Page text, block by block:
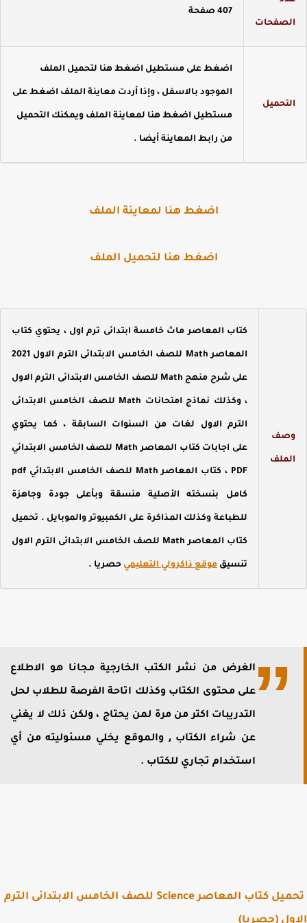
الصفحات
407 صفحة
التحميل
اضغط على مستطيل اضغط هنا لتحميل الملف
الموجود بالاسفل ، وإذا أردت معاينة الملف اضغط على
مستطيل اضغط هنا لمعاينة الملف ويمكنك التحميل
من رابط المعاينة أيضا .
اضغط هنا لمعاينة الملف
اضغط هنا لتحميل الملف
وصف
الملف
كتاب المعاصر ماث خامسة ابتدائى ترم اول ، يحتوي كتاب
المعاصر Math للصف الخامس الابتدائى الترم الاول 2021
على شرح منهج Math للصف الخامس الابتدائى الترم الاول
، وكذلك نماذج امتحانات Math للصف الخامس الابتدائى
الترم الاول لغات من السنوات السابقة ، كما يحتوي
على اجابات كتاب المعاصر Math للصف الخامس الابتدائي
PDF ، كتاب المعاصر Math للصف الخامس الابتدائي pdf
كامل بنسخته الأصلية منسقة وبأعلى جودة وجاهزة
للطباعة وكذلك المذاكرة على الكمبيوتر والموبايل . تحميل
كتاب المعاصر Math للصف الخامس الابتدائى الترم الاول
تنسيقموقع ذاكرولي التعليميحصريا .
الغرض من نشر الكتب الخارجية مجانا هو الاطلاع
على محتوى الكتاب وكذلك اتاحة الفرصة للطلاب لحل
التدريبات اكتر من مرة لمن يحتاج ، ولكن ذلك لا يغني
عن شراء الكتاب ⸲ والموقع يخلي مسئوليته من أي
استخدام تجاري للكتاب .
تحميل كتاب المعاصر Science للصف الخامس الابتدائى الترم
(حصريا)